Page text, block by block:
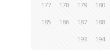
177
178 179 180
185
186 187 188
193
194